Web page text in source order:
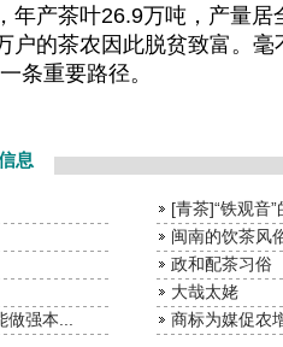
年产茶叶26.9万吨，产量居
户的茶农因此脱贫致富。
条重要路径。
息
[青茶]“铁观音
闽南的饮茶风
政和配茶习俗
大哉太姥
强本...
商标为媒促农